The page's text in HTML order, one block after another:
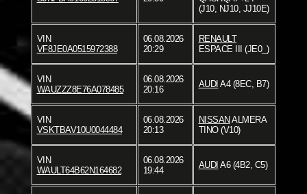
(J10, NJ10, JJ10E)
VIN
VF8JE0A0515972388
06.08.2026
20:29
RENAULT
ESPACE III (JE0_)
VIN
WAUZZZ8E76A078485
06.08.2026
20:16
AUDI A4 (8EC, B7)
VIN
VSKTBAV10U0044484
06.08.2026
20:13
NISSANALMERA
TINO (V10)
VIN
WAULT64B62N164682
06.08.2026
19:44
AUDI A6 (4B2, C5)